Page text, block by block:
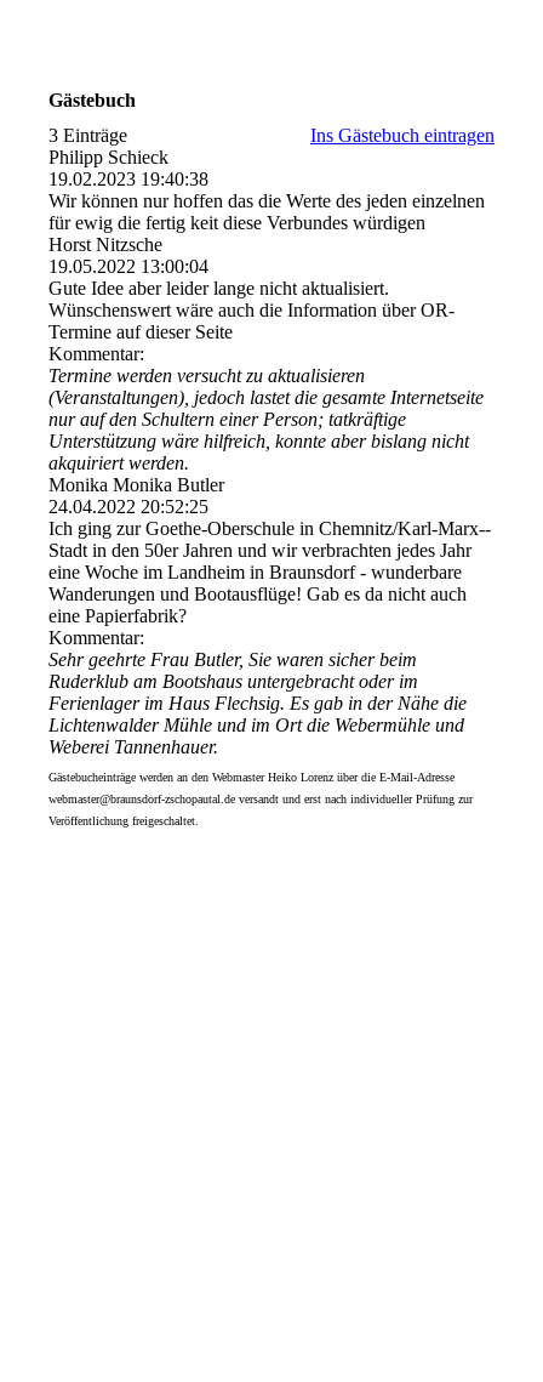
Gästebuch
3 Einträge
Ins Gästebuch eintragen
Philipp Schieck
19.02.2023 19:40:38
Wir können nur hoffen das die Werte des jeden einzelnen
für ewig die fertig keit diese Verbundes würdigen
Horst Nitzsche
19.05.2022 13:00:04
Gute Idee aber leider lange nicht aktualisiert.
Wünschenswert wäre auch die Information über OR-
Termine auf dieser Seite
Kommentar:
Termine werden versucht zu aktualisieren
(Veranstaltungen), jedoch lastet die gesamte Internetseite
nur auf den Schultern einer Person; tatkräftige
Unterstützung wäre hilfreich, konnte aber bislang nicht
akquiriert werden.
Monika Monika Butler
24.04.2022 20:52:25
Ich ging zur Goethe-Oberschule in Chemnitz/­Karl-­Marx-­
Stadt in den 50er Jahren und wir verbrachten jedes Jahr
eine Woche im Landheim in Braunsdorf - wunderbare
Wanderungen und Bootausflüge! Gab es da nicht auch
eine Papierfabrik?
Kommentar:
Sehr geehrte Frau Butler, Sie waren sicher beim
Ruderklub am Bootshaus untergebracht oder im
Ferienlager im Haus Flechsig. Es gab in der Nähe die
Lichtenwalder Mühle und im Ort die Webermühle und
Weberei Tannenhauer.
Gästebucheinträge werden an den Webmaster Heiko Lorenz über die E-Mail-Adresse
webmaster@braunsdorf-zschopautal.de versandt und erst nach individueller Prüfung zur
Veröffentlichung freigeschaltet.